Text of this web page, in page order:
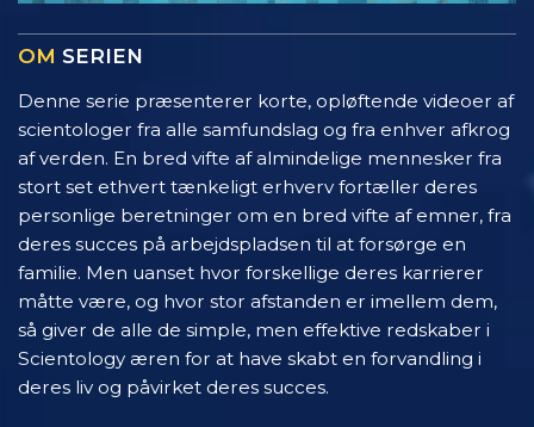
OM SERIEN
Denne serie præsenterer korte, opløftende videoer af
scientologer fra alle samfundslag og fra enhver afkrog
af verden. En bred vifte af almindelige mennesker fra
stort set ethvert tænkeligt erhverv fortæller deres
personlige beretninger om en bred vifte af emner, fra
deres succes på arbejdspladsen til at forsørge en
familie. Men uanset hvor forskellige deres karrierer
måtte være, og hvor stor afstanden er imellem dem,
så giver de alle de simple, men effektive redskaber i
Scientology æren for at have skabt en forvandling i
deres liv og påvirket deres succes.